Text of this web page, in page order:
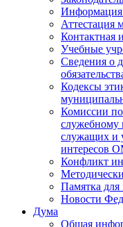
Информация
Аттестация
Контактная
Учебные
Сведения о
Кодексы
Комиссии
служебному
служащих и
интересов
Конфликт
Памятка
Новости
Дума
Общая